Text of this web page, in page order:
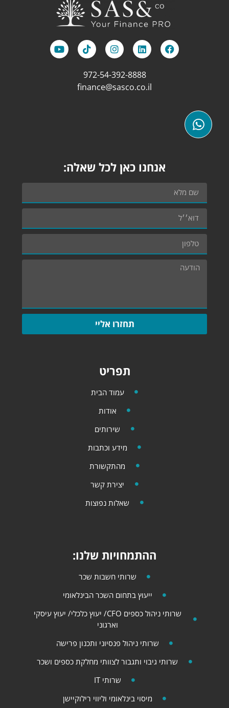
972-54-392-8888
finance@sasco.co.il
אנחנו כאן לכל שאלה:
תחזרו אליי
תפריט
עמוד הבית
אודות
שירותים
מידע וכתבות
מהתקשורת
יצירת קשר
שאלות נפוצות
ההתמחויות שלנו:
שרותי חשבות שכר
ייעוץ בתחום השכר הבינלאומי
שרותי ניהול כספים CFO/ יעוץ כלכלי​​/ יעוץ עיסקי
וארגוני
שרותי ניהול פנסיוני ותכנון פרישה
שרותי גיבוי ותגבור לצוותי מחלקת כספים ושכר
שרותי IT
מיסוי בינלאומי וליווי רילוקיישן